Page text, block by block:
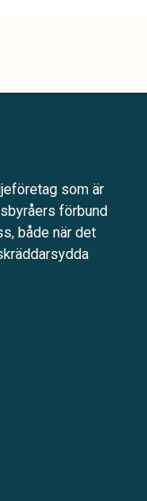
som är
förbund
både när det